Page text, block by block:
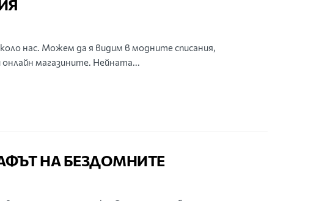
нас. Можем да я видим в модните списания,
магазините. Нейната...
НА БЕЗДОМНИТЕ